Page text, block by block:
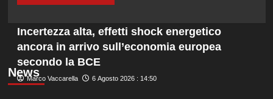
News
Incertezza alta, effetti shock energetico
ancora in arrivo sull’economia europea
secondo la BCE
Marco Vaccarella 6 Agosto 2026 : 14:50